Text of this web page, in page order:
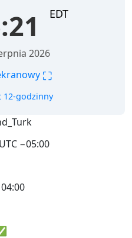
EDT
2026
⛶
12-godzinny
−05:00